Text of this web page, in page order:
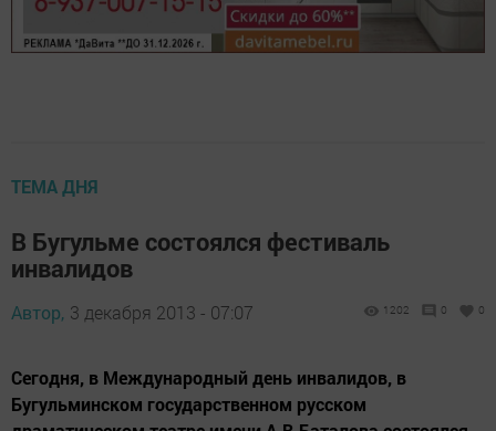
ТЕМА ДНЯ
В Бугульме состоялся фестиваль
инвалидов
Автор, 3 декабря 2013 - 07:07 1202 0 0
Сегодня, в Международный день инвалидов, в
Бугульминском государственном русском